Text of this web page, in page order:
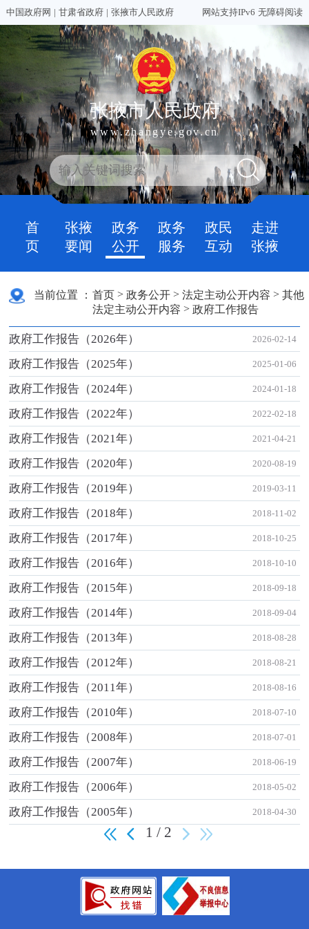
中国政府网 | 甘肃省政府 | 张掖市人民政府 网站支持IPv6 无障碍阅读
张掖市人民政府
www.zhangye.gov.cn
首
页
张掖
要闻
政务
公开
政务
服务
政民
互动
走进
张掖
当前位置 ： 首页 >政务公开 >法定主动公开内容 >其他
法定主动公开内容 >政府工作报告
政府工作报告（2026年） 2026-02-14
政府工作报告（2025年） 2025-01-06
政府工作报告（2024年） 2024-01-18
政府工作报告（2022年） 2022-02-18
政府工作报告（2021年） 2021-04-21
政府工作报告（2020年） 2020-08-19
政府工作报告（2019年） 2019-03-11
政府工作报告（2018年） 2018-11-02
政府工作报告（2017年） 2018-10-25
政府工作报告（2016年） 2018-10-10
政府工作报告（2015年） 2018-09-18
政府工作报告（2014年） 2018-09-04
政府工作报告（2013年） 2018-08-28
政府工作报告（2012年） 2018-08-21
政府工作报告（2011年） 2018-08-16
政府工作报告（2010年） 2018-07-10
政府工作报告（2008年） 2018-07-01
政府工作报告（2007年） 2018-06-19
政府工作报告（2006年） 2018-05-02
政府工作报告（2005年） 2018-04-30
1 / 2